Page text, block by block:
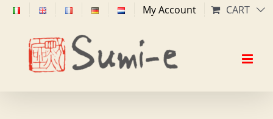
Skip
content
My Account CART